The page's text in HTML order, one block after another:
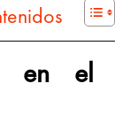
en el